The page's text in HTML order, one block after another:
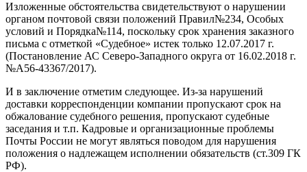
Изложенные обстоятельства свидетельствуют о нарушении
органом почтовой связи положений Правил№234, Особых
условий и Порядка№114, поскольку срок хранения заказного
письма с отметкой «Судебное» истек только 12.07.2017 г.
(Постановление АС Северо-Западного округа от 16.02.2018 г.
№А56-43367/2017).
И в заключение отметим следующее. Из-за нарушений
доставки корреспонденции компании пропускают срок на
обжалование судебного решения, пропускают судебные
заседания и т.п. Кадровые и организационные проблемы
Почты России не могут являться поводом для нарушения
положения о надлежащем исполнении обязательств (ст.309 ГК
РФ).